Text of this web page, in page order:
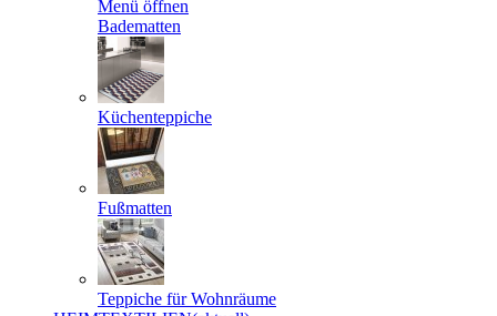
Menü öffnen
Badematten
Küchenteppiche
Fußmatten
Teppiche für Wohnräume